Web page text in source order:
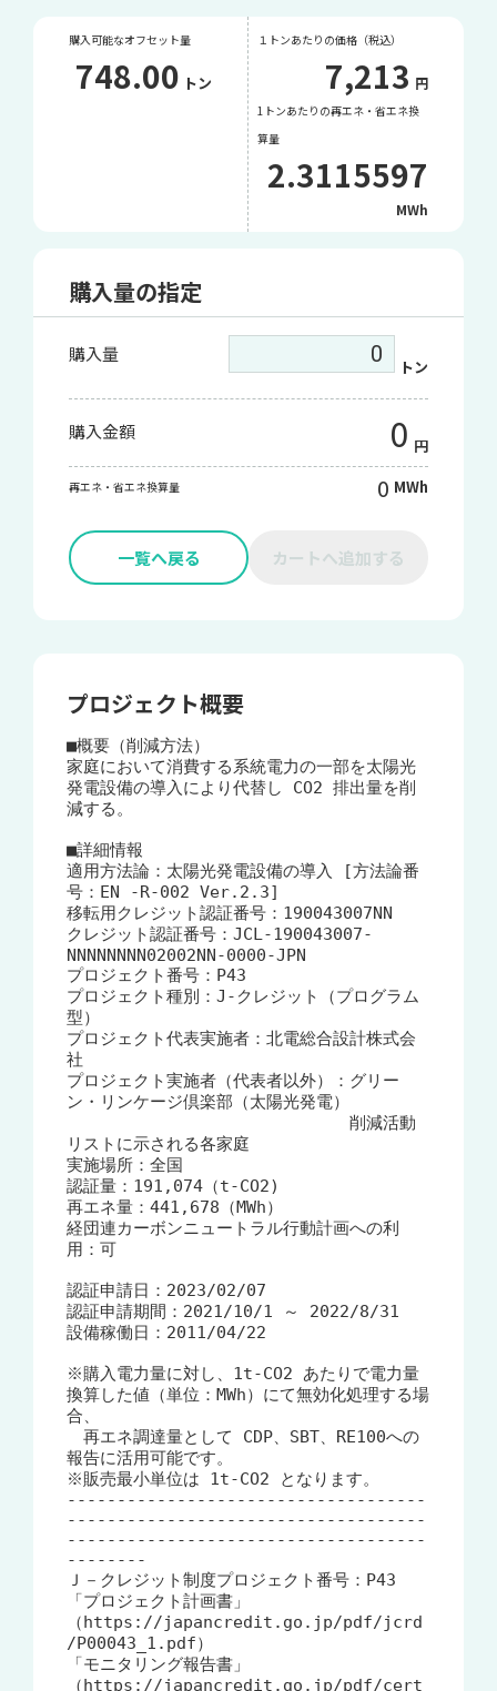
購入可能なオフセット量
748.00 トン
１トンあたりの価格（税込）
7,213 円
1トンあたりの再エネ・省エネ換
算量
2.3115597
MWh
購入量の指定
購入量
トン
購入金額 0 円
再エネ・省エネ換算量 0 MWh
一覧へ戻る カートへ追加する
プロジェクト概要
■概要（削減方法）
家庭において消費する系統電力の一部を太陽光
発電設備の導入により代替し CO2 排出量を削
減する。
■詳細情報
適用方法論：太陽光発電設備の導入 [方法論番
号：EN -R-002 Ver.2.3]
移転用クレジット認証番号：190043007NN
クレジット認証番号：JCL-190043007-
NNNNNNNN02002NN-0000-JPN
プロジェクト番号：P43
プロジェクト種別：J-クレジット（プログラム
型）
プロジェクト代表実施者：北電総合設計株式会
社
プロジェクト実施者（代表者以外）：グリー
ン・リンケージ倶楽部（太陽光発電）
削減活動
リストに示される各家庭
実施場所：全国
認証量：191,074（t-CO2)
再エネ量：441,678（MWh）
経団連カーボンニュートラル行動計画への利
用：可
認証申請日：2023/02/07
認証申請期間：2021/10/1 ～ 2022/8/31
設備稼働日：2011/04/22
※購入電力量に対し、1t-CO2 あたりで電力量
換算した値（単位：MWh）にて無効化処理する場
合、
再エネ調達量として CDP、SBT、RE100への
報告に活用可能です。
※販売最小単位は 1t-CO2 となります。
------------------------------------
------------------------------------
------------------------------------
--------
Ｊ－クレジット制度プロジェクト番号：P43
「プロジェクト計画書」
（https://japancredit.go.jp/pdf/jcrd
/P00043_1.pdf）
「モニタリング報告書」
（https://japancredit.go.jp/pdf/cert